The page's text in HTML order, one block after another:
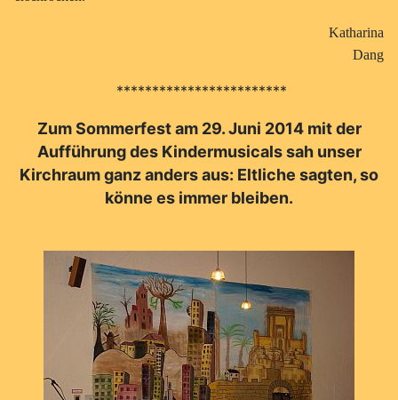
Katharina
Dang
************************
Zum Sommerfest am 29. Juni 2014 mit der
Aufführung des Kindermusicals sah unser
Kirchraum ganz anders aus: Eltliche sagten, so
könne es immer bleiben.